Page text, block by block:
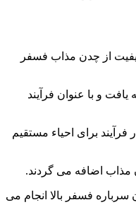
کیفیت از چدن مذاب فسفر
و با عنوان فرآیند
برای احیاء مستقیم
مذاب اضافه می گردند.
سرباره فسفر بالا انجام می